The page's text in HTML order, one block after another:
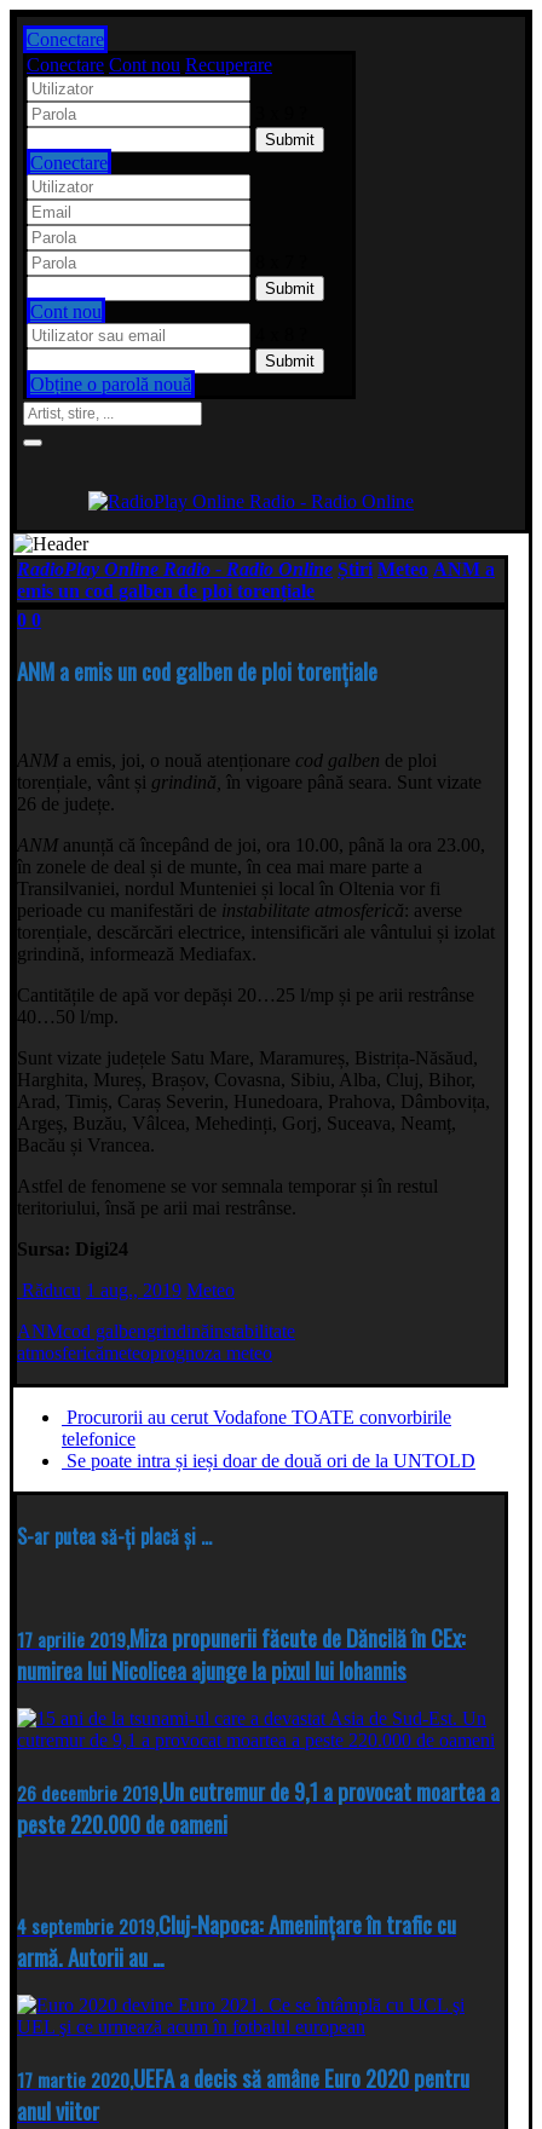
Conectare
Conectare Cont nou Recuperare
Conectare
Cont nou
Obține o parolă nouă
RadioPlay Online Radio - Radio Online Știri Meteo ANM a
emis un cod galben de ploi torențiale
0 0
ANM a emis un cod galben de ploi torențiale
ANM a emis, joi, o nouă atenționare cod galben de ploi
torențiale, vânt și grindină, în vigoare până seara. Sunt vizate
26 de județe.
ANM anunță că începând de joi, ora 10.00, până la ora 23.00,
în zonele de deal și de munte, în cea mai mare parte a
Transilvaniei, nordul Munteniei și local în Oltenia vor fi
perioade cu manifestări de instabilitate atmosferică: averse
torențiale, descărcări electrice, intensificări ale vântului și izolat
grindină, informează Mediafax.
Cantitățile de apă vor depăși 20…25 l/mp și pe arii restrânse
40…50 l/mp.
Sunt vizate județele Satu Mare, Maramureș, Bistrița-Năsăud,
Harghita, Mureș, Brașov, Covasna, Sibiu, Alba, Cluj, Bihor,
Arad, Timiș, Caraș Severin, Hunedoara, Prahova, Dâmbovița,
Argeș, Buzău, Vâlcea, Mehedinți, Gorj, Suceava, Neamț,
Bacău și Vrancea.
Astfel de fenomene se vor semnala temporar și în restul
teritoriului, însă pe arii mai restrânse.
Sursa: Digi24
Răducu 1 aug., 2019 Meteo
ANMcod galbengrindinăinstabilitate
atmosfericămeteoprognoza meteo
Procurorii au cerut Vodafone TOATE convorbirile
telefonice
Se poate intra și ieși doar de două ori de la UNTOLD
S-ar putea să-ți placă și ...
17 aprilie 2019,Miza propunerii făcute de Dăncilă în CEx:
numirea lui Nicolicea ajunge la pixul lui Iohannis
26 decembrie 2019,Un cutremur de 9,1 a provocat moartea a
peste 220.000 de oameni
4 septembrie 2019,Cluj-Napoca: Amenințare în trafic cu
armă. Autorii au …
17 martie 2020,UEFA a decis să amâne Euro 2020 pentru
anul viitor